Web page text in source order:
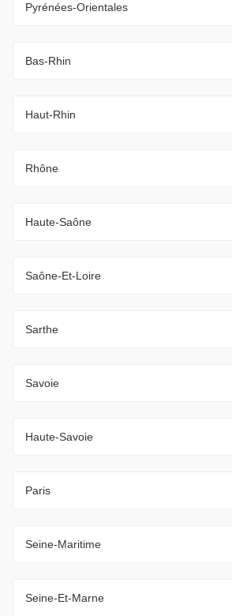
Pyrénées-Orientales
Bas-Rhin
Haut-Rhin
Rhône
Haute-Saône
Saône-Et-Loire
Sarthe
Savoie
Haute-Savoie
Paris
Seine-Maritime
Seine-Et-Marne